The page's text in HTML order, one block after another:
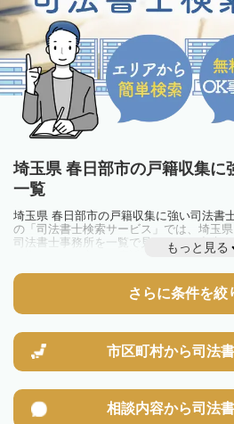
埼玉県 春日部市の戸籍収集に
一覧
埼玉県 春日部市の戸籍収集に強い司法書
の「司法書士検索サービス」では、埼玉
司法書士事務所を一覧で見ることが出来
を抱えている方は一度近隣の司法書士に
もっと見る
さらに条件を絞
市区町村から司法
相談内容から司法